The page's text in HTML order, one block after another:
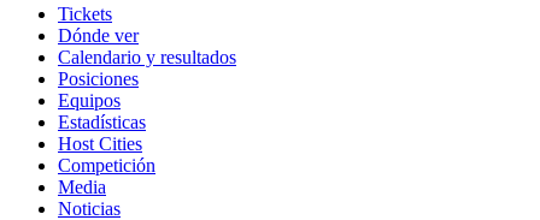
Tickets
Dónde ver
Calendario y resultados
Posiciones
Equipos
Estadísticas
Host Cities
Competición
Media
Noticias